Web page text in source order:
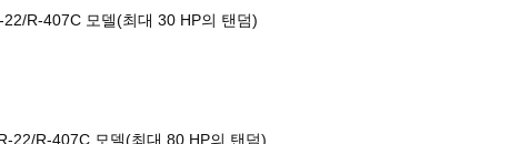
R-407C 모델(최대 30 HP의 탠덤)
22/R-407C 모델(최대 80 HP의 탠덤)